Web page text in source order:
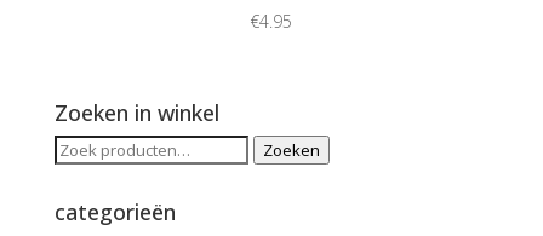
€4.95
Zoeken in winkel
Zoeken
Zoeken
categorieën